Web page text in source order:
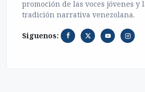
promoción de las voces jóvenes y
tradición narrativa venezolana.
Siguenos: